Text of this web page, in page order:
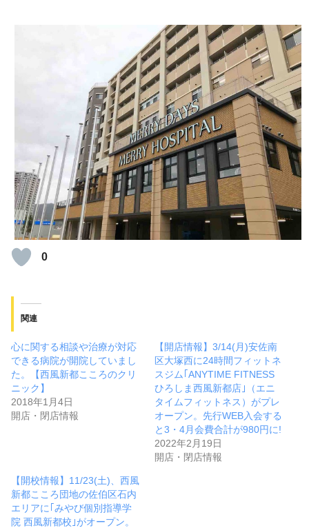
0
関連
心に関する相談や治療が対応
できる病院が開院していまし
た。【西風新都こころのクリ
ニック】
2018年1月4日
開店・閉店情報
【開店情報】3/14(月)安佐南
区大塚西に24時間フィットネ
スジム｢ANYTIME FITNESS
ひろしま西風新都店｣（エニ
タイムフィットネス）がプレ
オープン。先行WEB入会する
と3・4月会費合計が980円に!
2022年2月19日
開店・閉店情報
【開校情報】11/23(土)、西風
新都こころ団地の佐伯区石内
エリアに｢みやび個別指導学
院 西風新都校｣がオープン。